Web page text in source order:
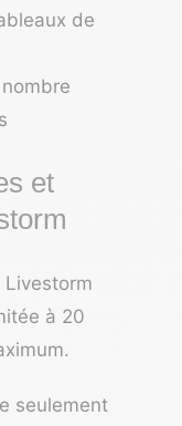
de
et
Livestorm
à 20
seulement